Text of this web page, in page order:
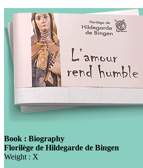
Book : Biography
Florilège de Hildegarde de Bingen
Weight : X